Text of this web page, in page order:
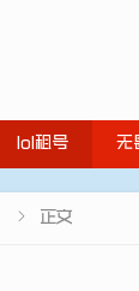
lol租号 无
 正文